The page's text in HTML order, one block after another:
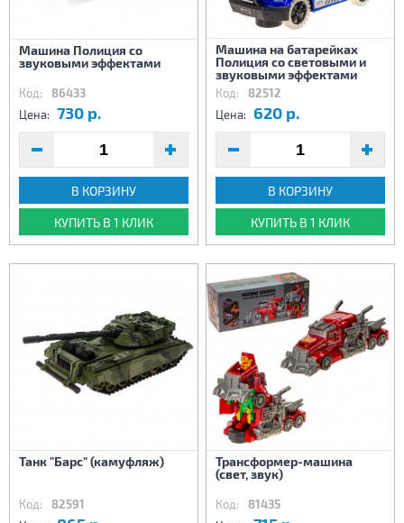
Машина Полиция со
звуковыми эффектами
Код: 86433
Цена: 730 р.
В КОРЗИНУ
КУПИТЬ В 1 КЛИК
Машина на батарейках
Полиция со световыми и
звуковыми эффектами
Код: 82512
Цена: 620 р.
В КОРЗИНУ
КУПИТЬ В 1 КЛИК
Танк "Барс" (камуфляж)
Код: 82591
Трансформер-машина
(свет, звук)
Код: 81435